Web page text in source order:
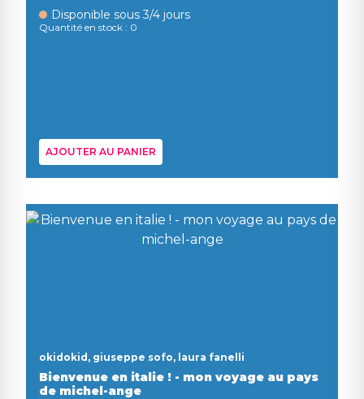
Disponible sous 3/4 jours
Quantité en stock : 0
AJOUTER AU PANIER
okidokid, giuseppe sofo, laura fanelli
Bienvenue en italie ! - mon voyage au pays
de michel-ange